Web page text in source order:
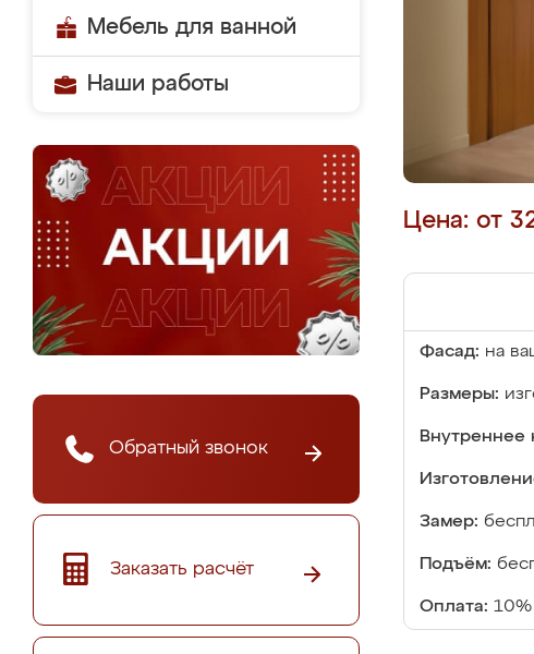
Мебель для ванной
Наши работы
Обратный звонок
Заказать расчёт
Цена: от
Фасад: на
Размеры:
Внутреннее
Замер:
Подъём:
Оплата: 10%